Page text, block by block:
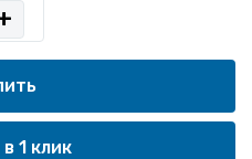
1 клик